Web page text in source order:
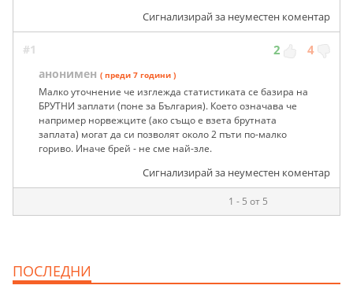
Сигнализирай за неуместен коментар
#1 2 4
анонимен ( преди 7 години )
Малко уточнение че изглежда статистиката се базира на
БРУТНИ заплати (поне за България). Което означава че
например норвежците (ако също е взета брутната
заплата) могат да си позволят около 2 пъти по-малко
гориво. Иначе брей - не сме най-зле.
Сигнализирай за неуместен коментар
1 - 5 от 5
ПОСЛЕДНИ